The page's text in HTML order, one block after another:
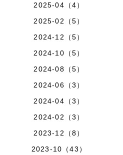
2025-04（4）
2025-02（5）
2024-12（5）
2024-10（5）
2024-08（5）
2024-06（3）
2024-04（3）
2024-02（3）
2023-12（8）
2023-10（43）